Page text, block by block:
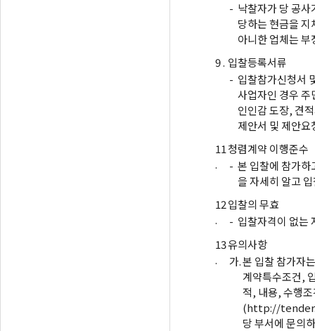
- 낙찰자가 당 공
당하는 현금을
아니한 업체는
9 . 입찰등록서류
- 입찰참가신청서
사업자인 경우
인인감 도장, 견
제안서 및 제안
11
.
청렴계약 이행준수
- 본 입찰에 참가하
을 자세히 알고
12
.
입찰의 무효
- 입찰자격이 없는
13
.
유의사항
가.본 입찰 참가자
계약특수조건,
적, 내용, 수행
(http://
당 부서에 문의